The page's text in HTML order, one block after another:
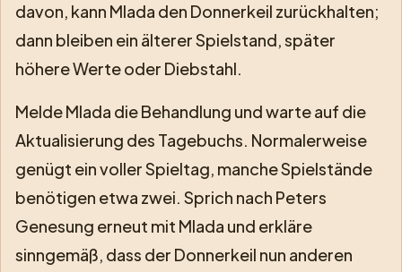
davon, kann Mlada den Donnerkeil zurückhalten;
dann bleiben ein älterer Spielstand, später
höhere Werte oder Diebstahl.
Melde Mlada die Behandlung und warte auf die
Aktualisierung des Tagebuchs. Normalerweise
genügt ein voller Spieltag, manche Spielstände
benötigen etwa zwei. Sprich nach Peters
Genesung erneut mit Mlada und erkläre
sinngemäß, dass der Donnerkeil nun anderen